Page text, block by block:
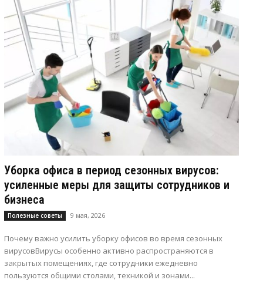
Уборка офиса в период сезонных вирусов:
усиленные меры для защиты сотрудников и
бизнеса
Полезные советы 9 мая, 2026
Почему важно усилить уборку офисов во время сезонных
вирусовВирусы особенно активно распространяются в
закрытых помещениях, где сотрудники ежедневно
пользуются общими столами, техникой и зонами...